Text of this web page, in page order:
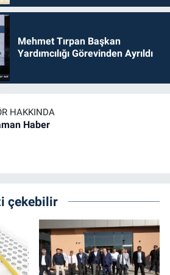
Mehmet Tırpan Başkan
Yardımcılığı Görevinden Ayrıldı
HAKKINDA
Haber
çekebilir